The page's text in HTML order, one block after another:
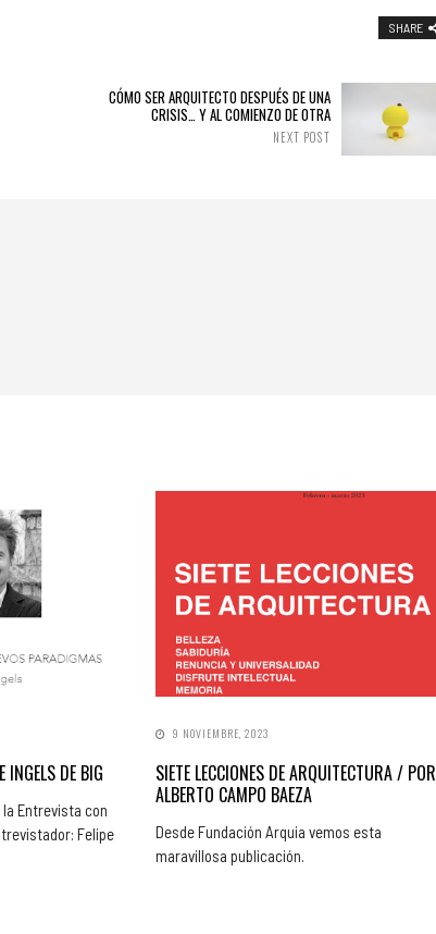
SHARE
CÓMO SER ARQUITECTO DESPUÉS DE UNA
CRISIS… Y AL COMIENZO DE OTRA
NEXT POST
INGELS DE BIG
Entrevista con
Felipe
9 NOVIEMBRE, 2023
SIETE LECCIONES DE ARQUITECTURA / POR
ALBERTO CAMPO BAEZA
Desde Fundación Arquia vemos esta
maravillosa publicación.